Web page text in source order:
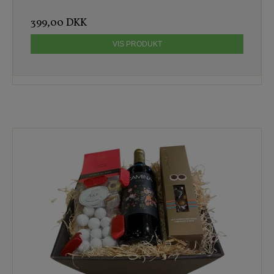
399,00 DKK
VIS PRODUKT